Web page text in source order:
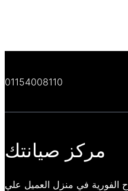
01154008110
مركز صيانتك
الفورية في منزل العميل علي